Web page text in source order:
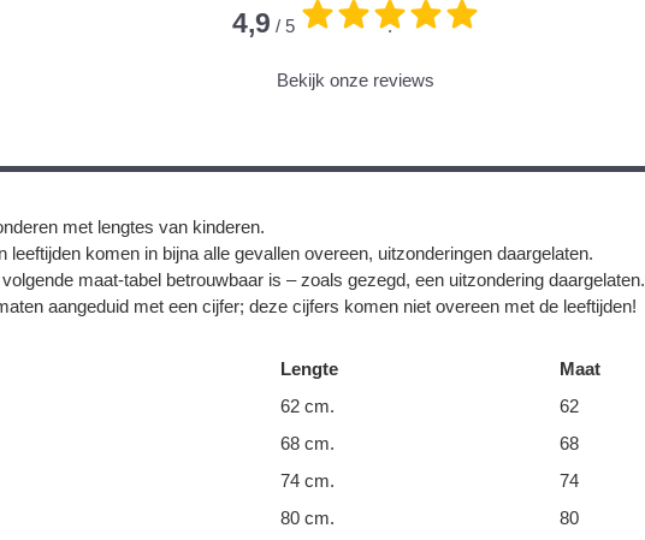
4,9 / 5 .
Bekijk onze reviews
met lengtes van kinderen.
leeftijden komen in bijna alle gevallen overeen, uitzonderingen daargelaten.
maat-tabel betrouwbaar is – zoals gezegd, een uitzondering daargelaten.
aangeduid met een cijfer; deze cijfers komen niet overeen met de leeftijden!
Lengte
Maat
62 cm.
62
68 cm.
68
74 cm.
74
80 cm.
80